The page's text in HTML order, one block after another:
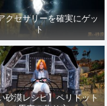
クセサリーを確実にゲッ
ト
砂漠レシピ】ペリドット